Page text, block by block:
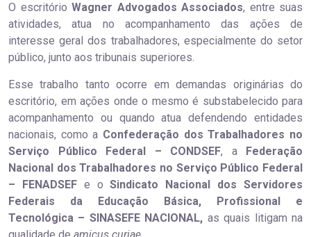
O escritório Wagner Advogados Associados, entre suas
atividades, atua no acompanhamento das ações de
interesse geral dos trabalhadores, especialmente do setor
público, junto aos tribunais superiores.
Esse trabalho tanto ocorre em demandas originárias do
escritório, em ações onde o mesmo é substabelecido para
acompanhamento ou quando atua defendendo entidades
nacionais, como a Confederação dos Trabalhadores no
Serviço Público Federal – CONDSEF, a
Federação
Nacional dos Trabalhadores no Serviço Público Federal
– FENADSEFe oSindicato Nacional dos Servidores
Federais da Educação Básica, Profissional e
Tecnológica – SINASEFE NACIONAL, as quais litigam na